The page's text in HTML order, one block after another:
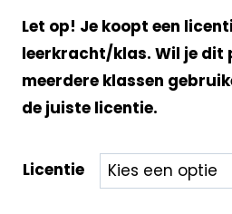
Let op! Je koopt een
leerkracht/klas. Wil je dit
meerdere klassen
de juiste licentie.
Licentie